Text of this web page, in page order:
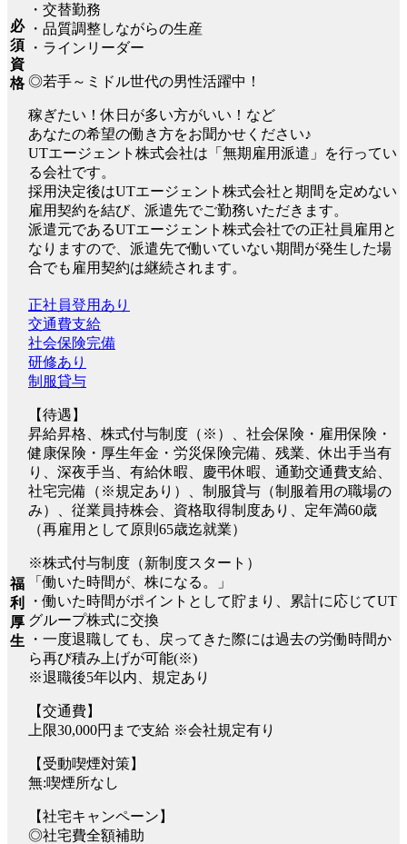
必
須
資
格
・交替勤務
・品質調整しながらの生産
・ラインリーダー
◎若手～ミドル世代の男性活躍中！
稼ぎたい！休日が多い方がいい！など
あなたの希望の働き方をお聞かせください♪
UTエージェント株式会社は「無期雇用派遣」を行ってい
る会社です。
採用決定後はUTエージェント株式会社と期間を定めない
雇用契約を結び、派遣先でご勤務いただきます。
派遣元であるUTエージェント株式会社での正社員雇用と
なりますので、派遣先で働いていない期間が発生した場
合でも雇用契約は継続されます。
福
利
厚
生
正社員登用あり
交通費支給
社会保険完備
研修あり
制服貸与
【待遇】
昇給昇格、株式付与制度（※）、社会保険・雇用保険・
健康保険・厚生年金・労災保険完備、残業、休出手当有
り、深夜手当、有給休暇、慶弔休暇、通勤交通費支給、
社宅完備（※規定あり）、制服貸与（制服着用の職場の
み）、従業員持株会、資格取得制度あり、定年満60歳
（再雇用として原則65歳迄就業）
※株式付与制度（新制度スタート）
「働いた時間が、株になる。」
・働いた時間がポイントとして貯まり、累計に応じてUT
グループ株式に交換
・一度退職しても、戻ってきた際には過去の労働時間か
ら再び積み上げが可能(※)
※退職後5年以内、規定あり
【交通費】
上限30,000円まで支給 ※会社規定有り
【受動喫煙対策】
無:喫煙所なし
【社宅キャンペーン】
◎社宅費全額補助